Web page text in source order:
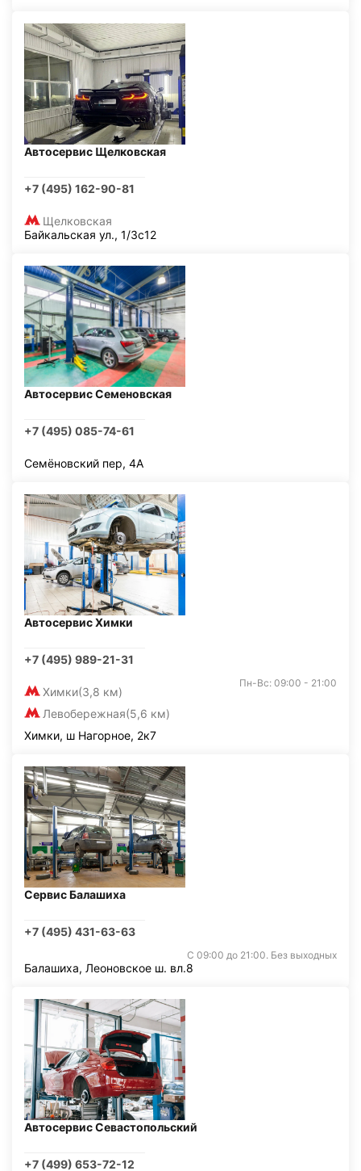
Автосервис Щелковская
+7 (495) 162-90-81
Щелковская
Байкальская ул., 1/3с12
Автосервис Семеновская
+7 (495) 085-74-61
Семёновский пер, 4А
Автосервис Химки
+7 (495) 989-21-31
Химки(3,8 км)
Левобережная(5,6 км)
Пн-Вс: 09:00 - 21:00
Химки, ш Нагорное, 2к7
Сервис Балашиха
+7 (495) 431-63-63
С 09:00 до 21:00. Без выходных
Балашиха, Леоновское ш. вл.8
Автосервис Севастопольский
+7 (499) 653-72-12